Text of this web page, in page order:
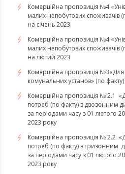
​​​​​​​Комерційна пропозиція №4
малих непобутових споживачів
на січень 2023
​​​​​​​Комерційна пропозиція №4
малих непобутових споживачів
на лютий 2023
Комерційна пропозиція
комунальних установ» (по
Комерційна пропозиція № 2.1
потреб (по факту) з двозонним
за періодами часу з 01 лютого
2023 року
Комерційна пропозиція № 2.2
потреб (по факту) з тризонним
за періодами часу з 01 лютого
2023 року